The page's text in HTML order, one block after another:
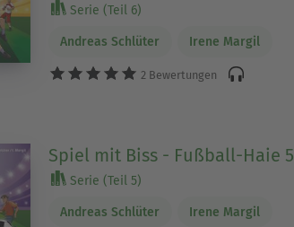
Serie (Teil 6)
Andreas Schlüter Irene Margil
2 Bewertungen
Spiel mit Biss - Fußball-Haie 5
Serie (Teil 5)
Andreas Schlüter Irene Margil